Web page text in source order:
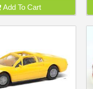
Add To Cart